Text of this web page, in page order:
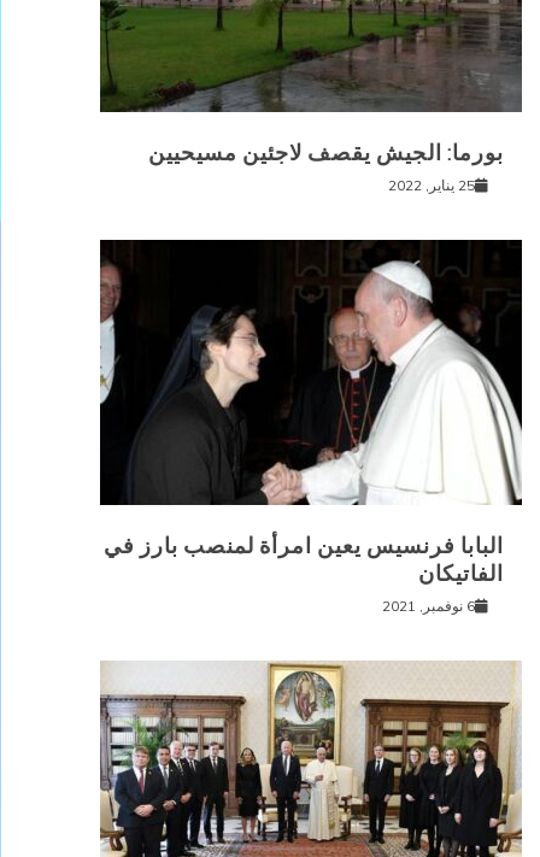
بورما: الجيش يقصف لاجئين مسيحيين
25 يناير, 2022
البابا فرنسيس يعين امرأة لمنصب بارز في
الفاتيكان
6 نوفمبر, 2021